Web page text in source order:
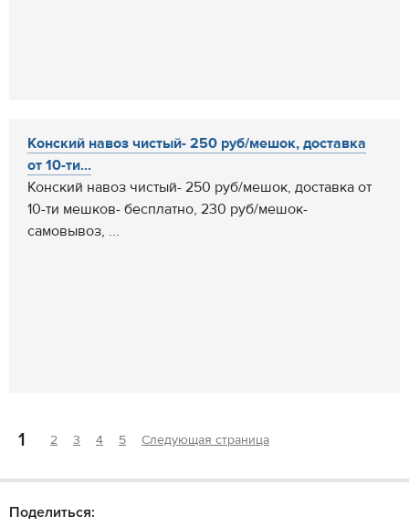
Конский навоз чистый- 250 руб/мешок, доставка
от 10-ти...
Конский навоз чистый- 250 руб/мешок, доставка от
10-ти мешков- бесплатно, 230 руб/мешок-
самовывоз, ...
1 2 3 4 5 Следующая страница
Поделиться: